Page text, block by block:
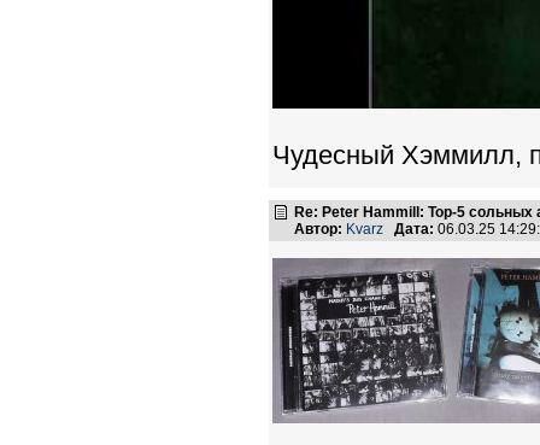
Чудесный Хэммилл,
Re: Peter Hammill: Top-5 сольных
Автор: Kvarz Дата: 06.03.25